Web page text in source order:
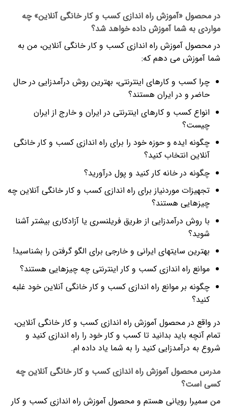
در محصول «آموزش راه اندازی کسب و کار خانگی آنلاین» چه
مواردی به شما آموزش داده خواهد شد؟
در محصول آموزش راه اندازی کسب و کار خانگی آنلاین، من به
شما آموزش می دهم که:
چرا کسب و کارهای اینترنتی، بهترین روش درآمدزایی در حال
حاضر و در ایران هستند؟
انواع کسب و کارهای اینترنتی در ایران و خارج از ایران
چیست؟
چگونه ایده و حوزه خود را برای راه اندازی کسب و کار خانگی
آنلاین انتخاب کنید؟
چگونه در خانه کار کنید و پول درآورید؟
تجهیزات موردنیاز برای راه اندازی کسب و کار خانگی آنلاین چه
چیزهایی هستند؟
با روش درآمدزایی از طریق فریلنسری یا آزادکاری بیشتر آشنا
شوید؟
بهترین سایتهای ایرانی و خارجی برای الگو گرفتن را بشناسید!
موانع راه اندازی کسب و کار اینترنتی چه چیزهایی هستند؟
چگونه بر موانع راه اندازی کسب و کار خانگی آنلاین خود غلبه
کنید؟
در واقع در محصول آموزش راه اندازی کسب و کار خانگی آنلاین،
تمام آنچه باید بدانید تا کسب و کار خود را راه اندازی کنید و
شروع به درآمدزایی کنید را به شما یاد داده ام.
مدرس محصول آموزش راه اندازی کسب و کار خانگی آنلاین چه
کسی است؟
من سمیرا رویانی هستم و محصول آموزش راه اندازی کسب و کار